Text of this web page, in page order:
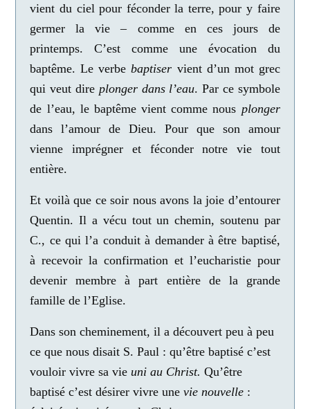
vient du ciel pour féconder la terre, pour y faire
germer la vie – comme en ces jours de
printemps. C’est comme une évocation du
baptême. Le verbebaptiser vient d’un mot grec
qui veut dire plonger dans l’eau. Par ce symbole
de l’eau, le baptême vient comme nous plonger
dans l’amour de Dieu. Pour que son amour
vienne imprégner et féconder notre vie tout
entière.
Et voilà que ce soir nous avons la joie d’entourer
Quentin. Il a vécu tout un chemin, soutenu par
C., ce qui l’a conduit à demander à être baptisé,
à recevoir la confirmation et l’eucharistie pour
devenir membre à part entière de la grande
famille de l’Eglise.
Dans son cheminement, il a découvert peu à peu
ce que nous disait S. Paul : qu’être baptisé c’est
vouloir vivre sa vie uni au Christ.Qu’être
baptisé c’est désirer vivre unevie nouvelle :